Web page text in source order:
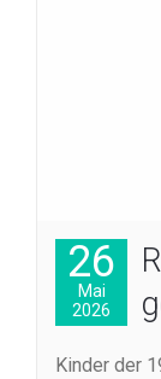
26
Mai
2026
Kinder der